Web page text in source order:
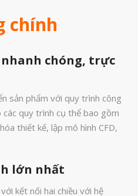
Tháng Bảy 2023
Tháng Ba 2023
Tháng Hai 2023
Tháng Mười Hai 2022
Tháng Mười Một 2022
chính
chóng, trực
sản phẩm với quy trình công
quy trình cụ thể bao gồm
thiết kế, lập mô hình CFD,
lớn nhất
kết nối hai chiều với hệ